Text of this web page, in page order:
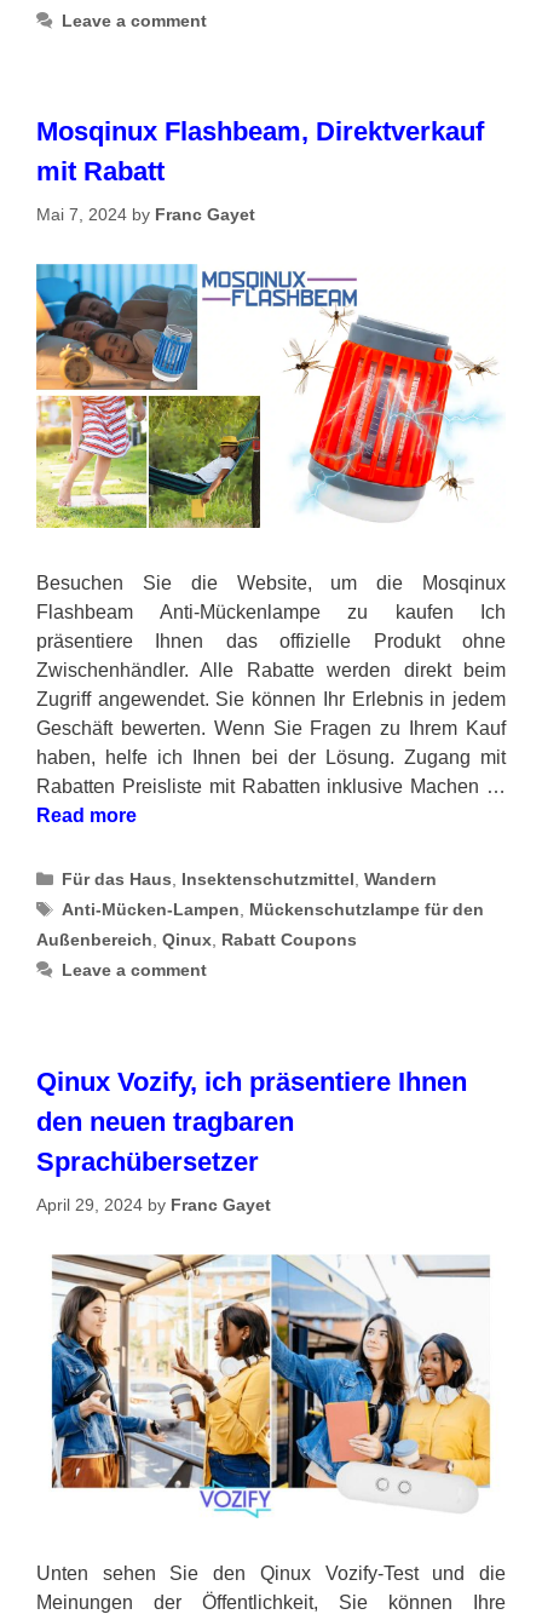
Leave a comment
Mosqinux Flashbeam, Direktverkauf
mit Rabatt
Mai 7, 2024 by Franc Gayet
Besuchen Sie die Website, um die Mosqinux
Flashbeam Anti-Mückenlampe zu kaufen Ich
präsentiere Ihnen das offizielle Produkt ohne
Zwischenhändler. Alle Rabatte werden direkt beim
Zugriff angewendet. Sie können Ihr Erlebnis in jedem
Geschäft bewerten. Wenn Sie Fragen zu Ihrem Kauf
haben, helfe ich Ihnen bei der Lösung. Zugang mit
Rabatten Preisliste mit Rabatten inklusive Machen …
Read more
Categories
Für das Haus, Insektenschutzmittel,Wandern
Tags
Anti-Mücken-Lampen, Mückenschutzlampe für den
Außenbereich, Qinux, Rabatt Coupons
Leave a comment
Qinux Vozify, ich präsentiere Ihnen
den neuen tragbaren
Sprachübersetzer
April 29, 2024 by Franc Gayet
Unten sehen Sie den Qinux Vozify-Test und die
Meinungen der Öffentlichkeit, Sie können Ihre